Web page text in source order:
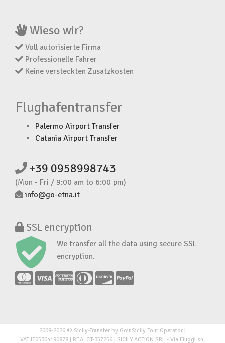
Wieso wir?
Voll autorisierte Firma
Professionelle Fahrer
Keine versteckten Zusatzkosten
Flughafentransfer
Palermo Airport Transfer
Catania Airport Transfer
+39 0958998743
(Mon - Fri / 9:00 am to 6:00 pm)
info@go-etna.it
SSL encryption
We transfer all the data using secure SSL
encryption.
2008-2026 © Sicily-Transfer by GoinSicily Tour Operator |
VAT:IT05304190878 | REA: CT-357256 | SICILY ACTION SRL - Via Fiuggi sn,